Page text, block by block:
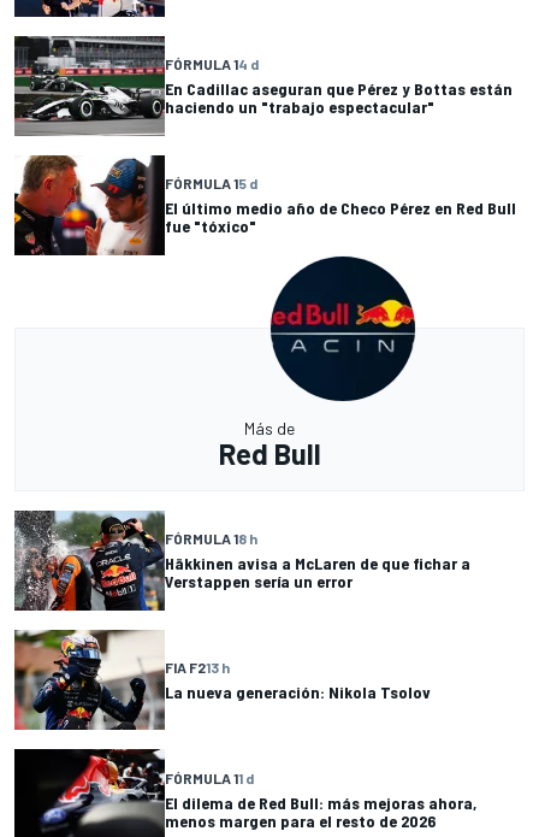
FÓRMULA 14 d
En Cadillac aseguran que Pérez y Bottas están
haciendo un "trabajo espectacular"
FÓRMULA 15 d
El último medio año de Checo Pérez en Red Bull
fue "tóxico"
Más de
Red Bull
FÓRMULA 18 h
Häkkinen avisa a McLaren de que fichar a
Verstappen sería un error
FIA F213 h
La nueva generación: Nikola Tsolov
FÓRMULA 11 d
El dilema de Red Bull: más mejoras ahora,
menos margen para el resto de 2026